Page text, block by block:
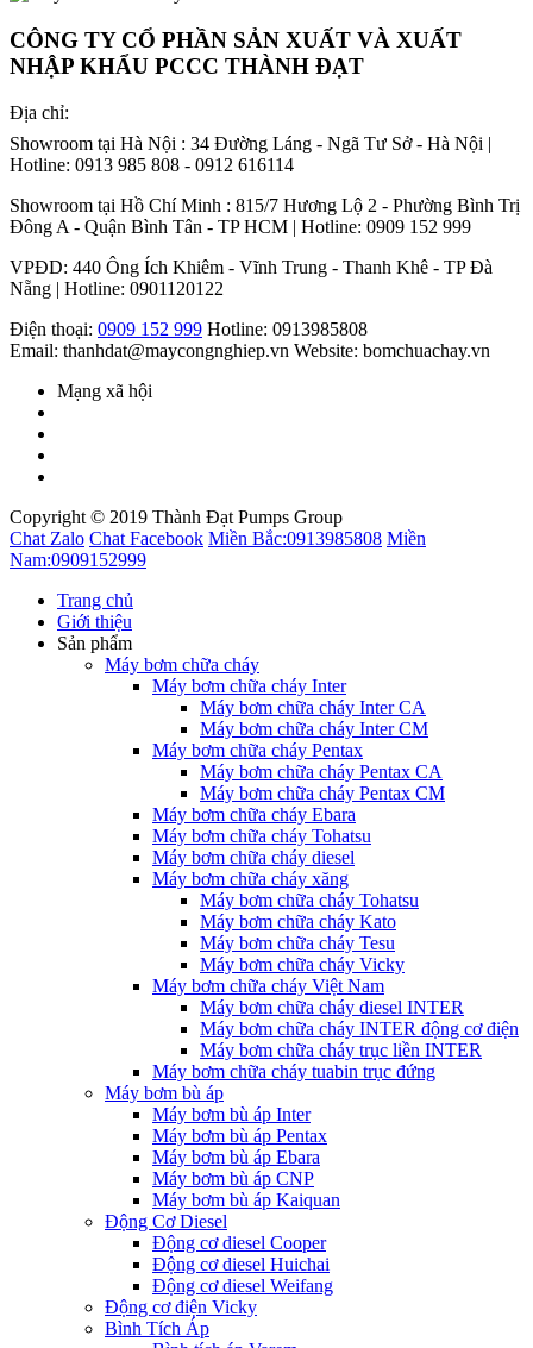
CÔNG TY CỔ PHẦN SẢN XUẤT VÀ XUẤT
NHẬP KHẨU PCCC THÀNH ĐẠT
Địa chỉ:
Showroom tại Hà Nội : 34 Đường Láng - Ngã Tư Sở - Hà Nội |
Hotline: 0913 985 808 - 0912 616114
Showroom tại Hồ Chí Minh : 815/7 Hương Lộ 2 - Phường Bình Trị
Đông A - Quận Bình Tân - TP HCM | Hotline: 0909 152 999
VPĐD: 440 Ông Ích Khiêm - Vĩnh Trung - Thanh Khê - TP Đà
Nẵng | Hotline: 0901120122
Điện thoại: 0909 152 999 Hotline: 0913985808
Email: thanhdat@maycongnghiep.vn Website: bomchuachay.vn
Mạng xã hội
Copyright © 2019 Thành Đạt Pumps Group
Chat Zalo Chat Facebook Miền Bắc:0913985808 Miền
Nam:0909152999
Trang chủ
Giới thiệu
Sản phẩm
Máy bơm chữa cháy
Máy bơm chữa cháy Inter
Máy bơm chữa cháy Inter CA
Máy bơm chữa cháy Inter CM
Máy bơm chữa cháy Pentax
Máy bơm chữa cháy Pentax CA
Máy bơm chữa cháy Pentax CM
Máy bơm chữa cháy Ebara
Máy bơm chữa cháy Tohatsu
Máy bơm chữa cháy diesel
Máy bơm chữa cháy xăng
Máy bơm chữa cháy Tohatsu
Máy bơm chữa cháy Kato
Máy bơm chữa cháy Tesu
Máy bơm chữa cháy Vicky
Máy bơm chữa cháy Việt Nam
Máy bơm chữa cháy diesel INTER
Máy bơm chữa cháy INTER động cơ điện
Máy bơm chữa cháy trục liền INTER
Máy bơm chữa cháy tuabin trục đứng
Máy bơm bù áp
Máy bơm bù áp Inter
Máy bơm bù áp Pentax
Máy bơm bù áp Ebara
Máy bơm bù áp CNP
Máy bơm bù áp Kaiquan
Động Cơ Diesel
Động cơ diesel Cooper
Động cơ diesel Huichai
Động cơ diesel Weifang
Động cơ điện Vicky
Bình Tích Áp